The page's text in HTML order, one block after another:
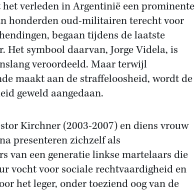
verleden in Argentinië een prominente
honderden oud-militairen terecht voor
begaan tijdens de laatste
symbool daarvan, Jorge Videla, is
veroordeeld. Maar terwijl
maakt aan de straffeloosheid, wordt de
geweld aangedaan.
Kirchner (2003-2007) en diens vrouw
presenteren zichzelf als
van een generatie linkse martelaars die
vocht voor sociale rechtvaardigheid en
het leger, onder toeziend oog van de